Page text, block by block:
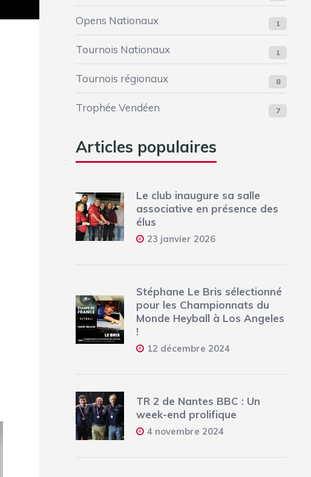
Opens Nationaux 1
Tournois Nationaux 1
Tournois régionaux 8
Trophée Vendéen 7
Articles populaires
Le club inaugure sa salle
associative en présence des
élus
23 janvier 2026
Stéphane Le Bris sélectionné
pour les Championnats du
Monde Heyball à Los Angeles
!
12 décembre 2024
TR 2 de Nantes BBC : Un
week-end prolifique
4 novembre 2024